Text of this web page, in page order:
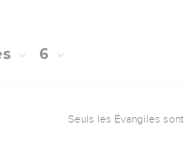
6
Seuls les Évangiles